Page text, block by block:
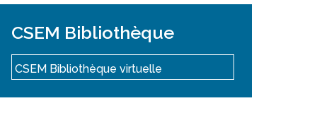
CSEM Bibliothèque
CSEM Bibliothèque virtuelle